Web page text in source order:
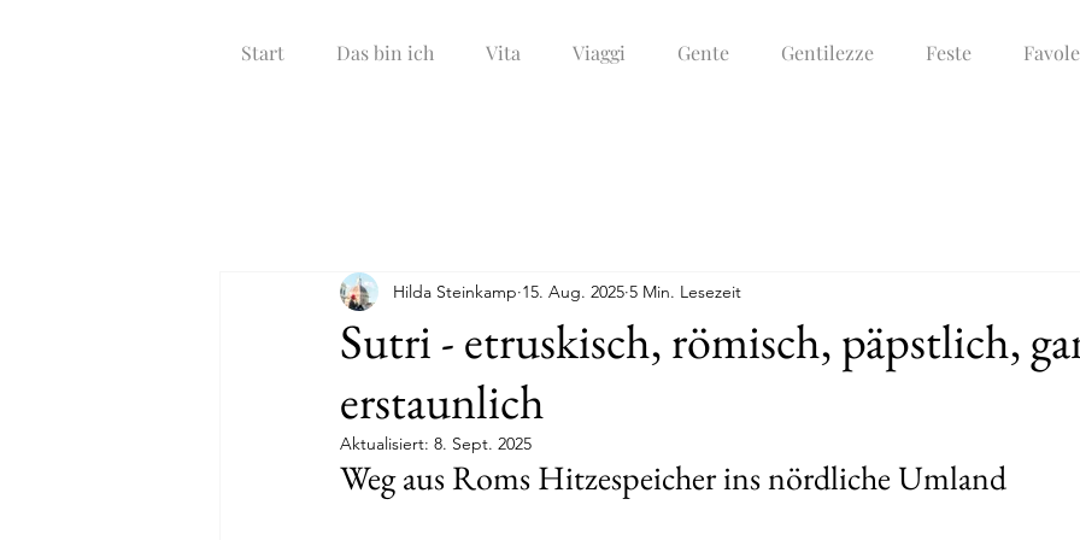
Start Das bin ich Vita Viaggi Gente Gentilezze Feste Favole
Sutri - etruskisch, römisch, päpstlich,
erstaunlich
Hilda Steinkamp 15. Aug. 2025 5 Min. Lesezeit
Aktualisiert: 8. Sept. 2025
Weg aus Roms Hitzespeicher ins nördliche Umland